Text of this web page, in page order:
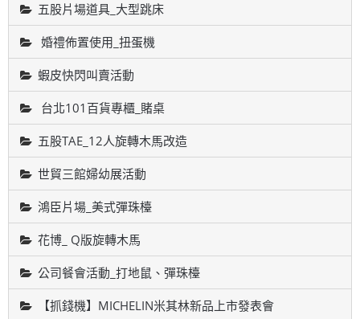
五股片場道具_大型跳床
婚禮佈置使用_扭蛋機
蝦皮快閃叫賣活動
台北101百貨專櫃_賭桌
五股TAE_12人旋轉木馬改造
世貿三館婦幼展活動
鴻臣片場_美式彈珠檯
花博_ Q版旋轉木馬
公司餐會活動_打地鼠、彈珠檯
【抓錢機】MICHELIN米其林新品上市發表會